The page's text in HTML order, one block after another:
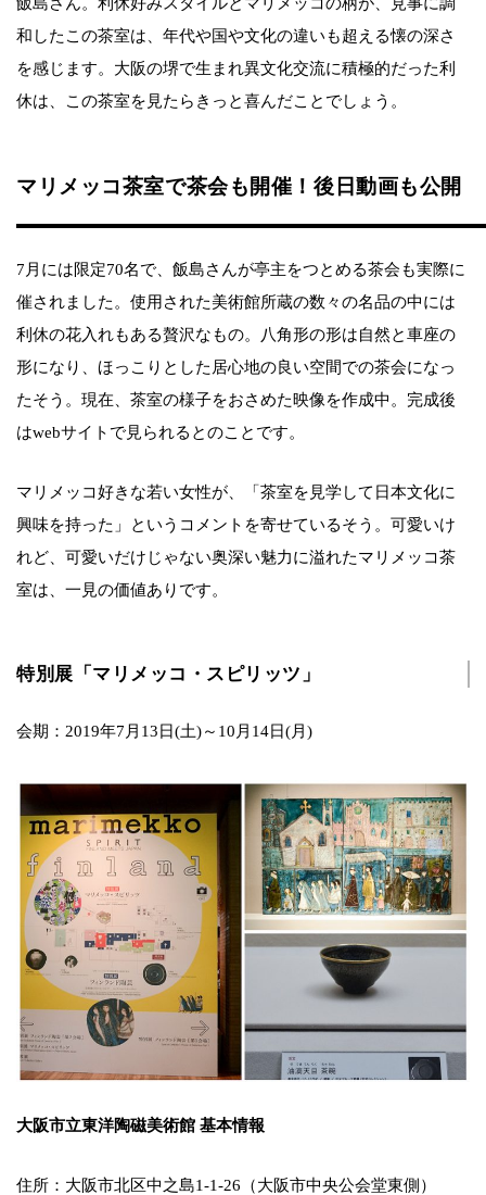
和したこの茶室は、年代や国や文化の違いも超える懐の深さ
を感じます。大阪の堺で生まれ異文化交流に積極的だった利
休は、この茶室を見たらきっと喜んだことでしょう。
マリメッコ茶室で茶会も開催！後日動画も公開
7月には限定70名で、飯島さんが亭主をつとめる茶会も実際に
催されました。使用された美術館所蔵の数々の名品の中には
利休の花入れもある贅沢なもの。八角形の形は自然と車座の
形になり、ほっこりとした居心地の良い空間での茶会になっ
たそう。現在、茶室の様子をおさめた映像を作成中。完成後
はwebサイトで見られるとのことです。
マリメッコ好きな若い女性が、「茶室を見学して日本文化に
興味を持った」というコメントを寄せているそう。可愛いけ
れど、可愛いだけじゃない奥深い魅力に溢れたマリメッコ茶
室は、一見の価値ありです。
特別展「マリメッコ・スピリッツ」
会期：2019年7月13日(土)～10月14日(月)
大阪市立東洋陶磁美術館 基本情報
住所：大阪市北区中之島1-1-26（大阪市中央公会堂東側）